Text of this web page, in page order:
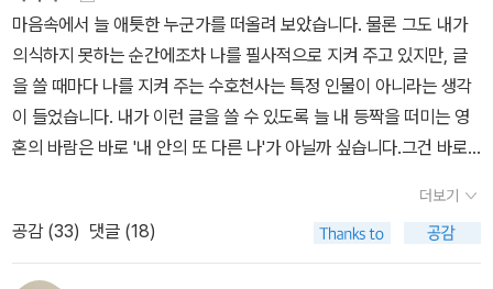
로 ‘어설픈 무신론자’를 자청하는 내게 신에 대한 강의는 선승의 문답
같았다. 뜬구름처럼 붙잡으려 해도 보이지 않는 말들. 강의 말미에 등
장하는 믿음과 충실성의 상관관계에 대한 부분 역시 마찬가지였다.
오히려 강의 뒤에 나오는 질의응답이 나에게 더욱 흥미로웠는데, 그
중에서 주목했던 부분은 기계의 창조와 신의 창조를 비교하는 내용이
과도 같습니다. 라틴어의 표현으로 엑스 니힐로(Ex nihilo)의 창조라
마음속에서 늘 애틋한 누군가를 떠올려 보았습니다. 물론 그도 내가
의식하지 못하는 순간에조차 나를 필사적으로 지켜 주고 있지만, 글
을 쓸 때마다 나를 지켜 주는 수호천사는 특정 인물이 아니라는 생각
이 들었습니다. 내가 이런 글을 쓸 수 있도록 늘 내 등짝을 떠미는 영
혼의 바람은 바로 '내 안의 또 다른 나'가 아닐까 싶습니다.그건 바로
무엇이었습니다. 시험도 없고 자격증을 딸 일도 없는데, 하루도 빠짐
없이 공부를 해야 한다고 믿는 나 자신이었습니다. 나를 지켜 주는 내
안의 수호천사는 교과서에도 안 나오고 문제집에도 없는, 그렇게 평
더보기
공감 (33) 댓글 (18)